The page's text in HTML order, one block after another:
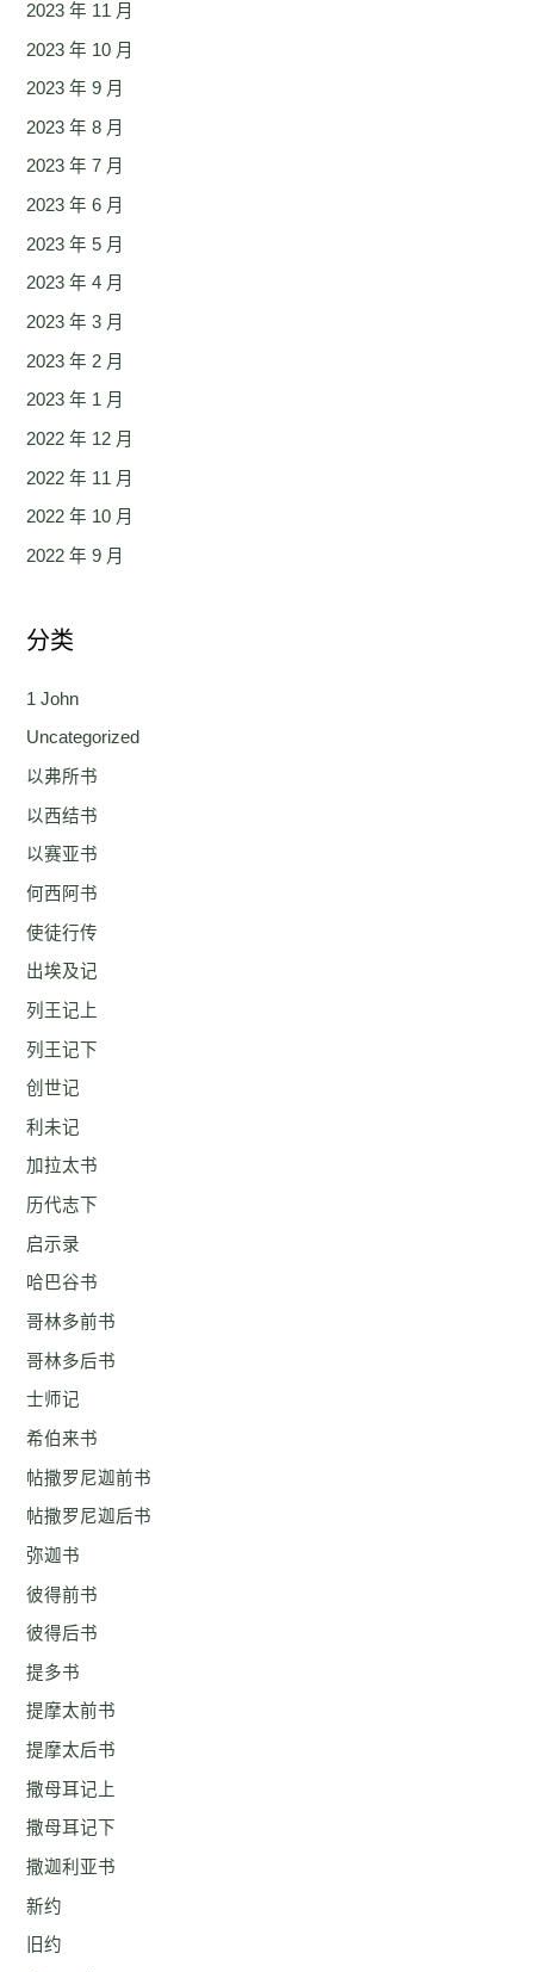
2023 年 11 月
2023 年 10 月
2023 年 9 月
2023 年 8 月
2023 年 7 月
2023 年 6 月
2023 年 5 月
2023 年 4 月
2023 年 3 月
2023 年 2 月
2023 年 1 月
2022 年 12 月
2022 年 11 月
2022 年 10 月
2022 年 9 月
分类
1 John
Uncategorized
以弗所书
以西结书
以赛亚书
何西阿书
使徒行传
出埃及记
列王记上
列王记下
创世记
利未记
加拉太书
历代志下
启示录
哈巴谷书
哥林多前书
哥林多后书
士师记
希伯来书
帖撒罗尼迦前书
帖撒罗尼迦后书
弥迦书
彼得前书
彼得后书
提多书
提摩太前书
提摩太后书
撒母耳记上
撒母耳记下
撒迦利亚书
新约
旧约